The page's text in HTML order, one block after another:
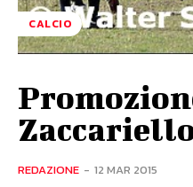
CALCIO
REDAZIONE - 12 MAR 2015